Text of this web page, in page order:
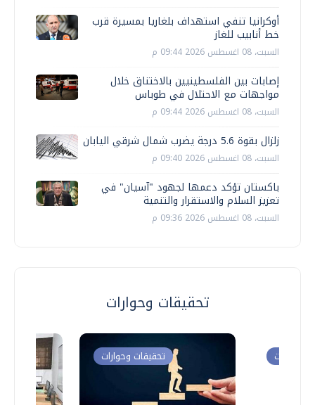
أوكرانيا تنفي استهداف بلغاريا بمسيرة قرب
خط أنابيب للغاز
السبت، 08 اغسطس 2026 09:44 م
إصابات بين الفلسطينيين بالاختناق خلال
مواجهات مع الاحتلال في طوباس
السبت، 08 اغسطس 2026 09:44 م
زلزال بقوة 5.6 درجة يضرب شمال شرقي اليابان
السبت، 08 اغسطس 2026 09:40 م
باكستان تؤكد دعمها لجهود "آسيان" في
تعزيز السلام والاستقرار والتنمية
السبت، 08 اغسطس 2026 09:36 م
تحقيقات وحوارات
تحقيقات وحوارات وحوارات